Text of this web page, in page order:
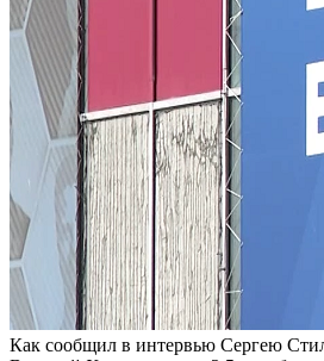
Как сообщил в интервью Сергею